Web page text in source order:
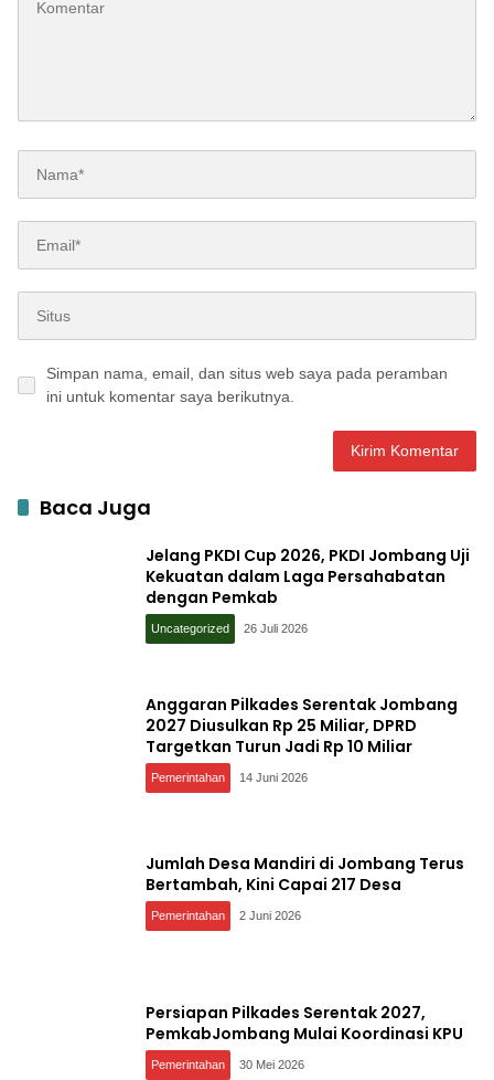
Simpan nama, email, dan situs web saya pada peramban
ini untuk komentar saya berikutnya.
Baca Juga
Jelang PKDI Cup 2026, PKDI Jombang Uji
Kekuatan dalam Laga Persahabatan
dengan Pemkab
Uncategorized 26 Juli 2026
Anggaran Pilkades Serentak Jombang
2027 Diusulkan Rp 25 Miliar, DPRD
Targetkan Turun Jadi Rp 10 Miliar
Pemerintahan 14 Juni 2026
Jumlah Desa Mandiri di Jombang Terus
Bertambah, Kini Capai 217 Desa
Pemerintahan 2 Juni 2026
Persiapan Pilkades Serentak 2027,
PemkabJombang Mulai Koordinasi KPU
Pemerintahan 30 Mei 2026